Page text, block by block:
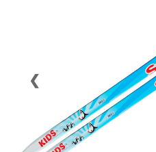
❮